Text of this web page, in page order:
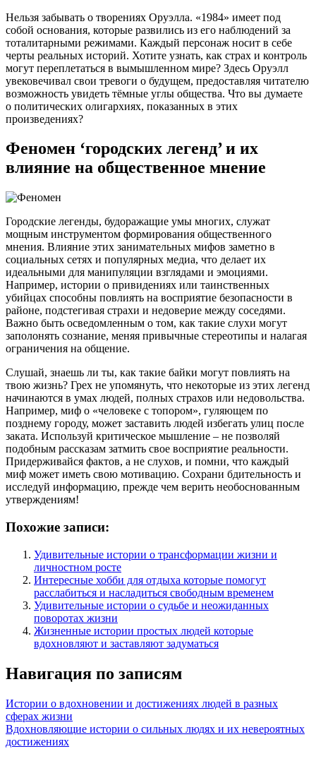
Нельзя забывать о творениях Оруэлла. «1984» имеет под
собой основания, которые развились из его наблюдений за
тоталитарными режимами. Каждый персонаж носит в себе
черты реальных историй. Хотите узнать, как страх и контроль
могут переплетаться в вымышленном мире? Здесь Оруэлл
увековечивал свои тревоги о будущем, предоставляя читателю
возможность увидеть тёмные углы общества. Что вы думаете
о политических олигархиях, показанных в этих
произведениях?
Феномен ‘городских легенд’ и их
влияние на общественное мнение
Городские легенды, будоражащие умы многих, служат
мощным инструментом формирования общественного
мнения. Влияние этих занимательных мифов заметно в
социальных сетях и популярных медиа, что делает их
идеальными для манипуляции взглядами и эмоциями.
Например, истории о привидениях или таинственных
убийцах способны повлиять на восприятие безопасности в
районе, подстегивая страхи и недоверие между соседями.
Важно быть осведомленным о том, как такие слухи могут
заполонять сознание, меняя привычные стереотипы и налагая
ограничения на общение.
Слушай, знаешь ли ты, как такие байки могут повлиять на
твою жизнь? Грех не упомянуть, что некоторые из этих легенд
начинаются в умах людей, полных страхов или недовольства.
Например, миф о «человеке с топором», гуляющем по
позднему городу, может заставить людей избегать улиц после
заката. Используй критическое мышление – не позволяй
подобным рассказам затмить свое восприятие реальности.
Придерживайся фактов, а не слухов, и помни, что каждый
миф может иметь свою мотивацию. Сохрани бдительность и
исследуй информацию, прежде чем верить необоснованным
утверждениям!
Похожие записи:
Удивительные истории о трансформации жизни и
личностном росте
Интересные хобби для отдыха которые помогут
расслабиться и насладиться свободным временем
Удивительные истории о судьбе и неожиданных
поворотах жизни
Жизненные истории простых людей которые
вдохновляют и заставляют задуматься
Навигация по записям
Истории о вдохновении и достижениях людей в разных
сферах жизни
Вдохновляющие истории о сильных людях и их невероятных
достижениях